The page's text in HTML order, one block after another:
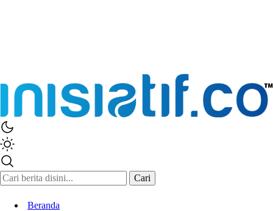
Inisiatif.co
Stay Connected Stay Informed
Cari
Beranda